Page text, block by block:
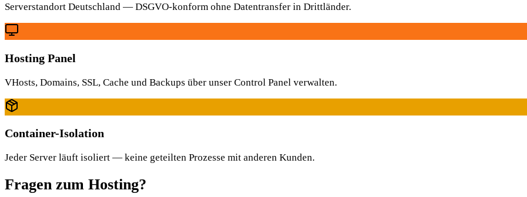
Serverstandort Deutschland — DSGVO-konform ohne Datentransfer in Drittländer.
Hosting Panel
VHosts, Domains, SSL, Cache und Backups über unser Control Panel verwalten.
Container-Isolation
Jeder Server läuft isoliert — keine geteilten Prozesse mit anderen Kunden.
Fragen zum Hosting?